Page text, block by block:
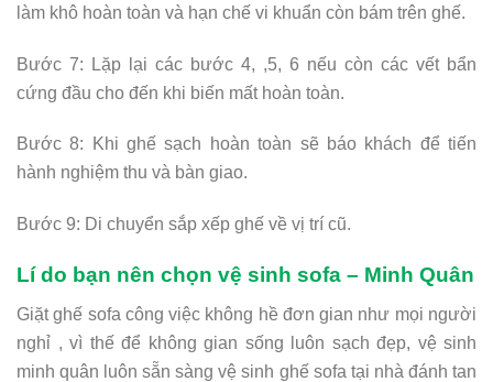
làm khô hoàn toàn và hạn chế vi khuẩn còn bám trên ghế.
Bước 7: Lặp lại các bước 4, ,5, 6 nếu còn các vết bẩn
cứng đầu cho đến khi biến mất hoàn toàn.
Bước 8: Khi ghế sạch hoàn toàn sẽ báo khách để tiến
hành nghiệm thu và bàn giao.
Bước 9: Di chuyển sắp xếp ghế về vị trí cũ.
Lí do bạn nên chọn vệ sinh sofa – Minh Quân
Giặt ghế sofa công việc không hề đơn gian như mọi người
nghỉ , vì thế để không gian sống luôn sạch đẹp, vệ sinh
minh quân luôn sẵn sàng vệ sinh ghế sofa tại nhà đánh tan